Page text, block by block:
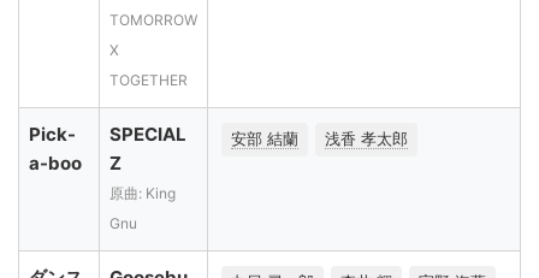
TOMORROW
X
TOGETHER
Pick-
a-boo
SPECIAL
Z
原曲: King
Gnu
安部 結蘭 浅香 孝太郎